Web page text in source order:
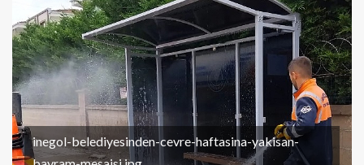
inegol-belediyesinden-cevre-haftasina-yakisan-